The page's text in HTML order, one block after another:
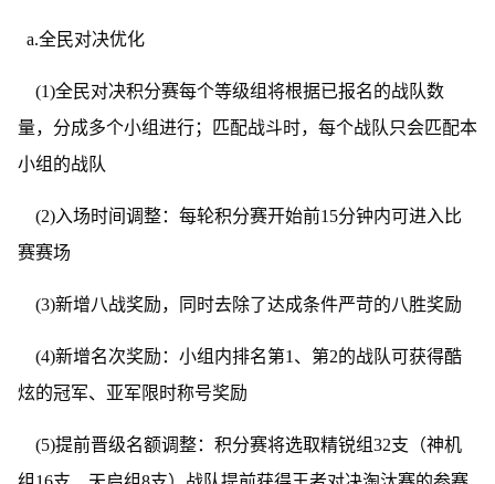
a.全民对决优化
(1)全民对决积分赛每个等级组将根据已报名的战队数
量，分成多个小组进行；匹配战斗时，每个战队只会匹配本
小组的战队
(2)入场时间调整：每轮积分赛开始前15分钟内可进入比
赛赛场
(3)新增八战奖励，同时去除了达成条件严苛的八胜奖励
(4)新增名次奖励：小组内排名第1、第2的战队可获得酷
炫的冠军、亚军限时称号奖励
(5)提前晋级名额调整：积分赛将选取精锐组32支（神机